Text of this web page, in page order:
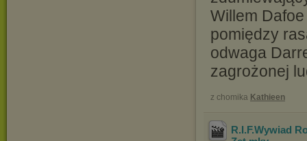
Willem
pomiędzy
odwaga
zagrożonej
z chomika Kathieen
R.I.F.Wywiad